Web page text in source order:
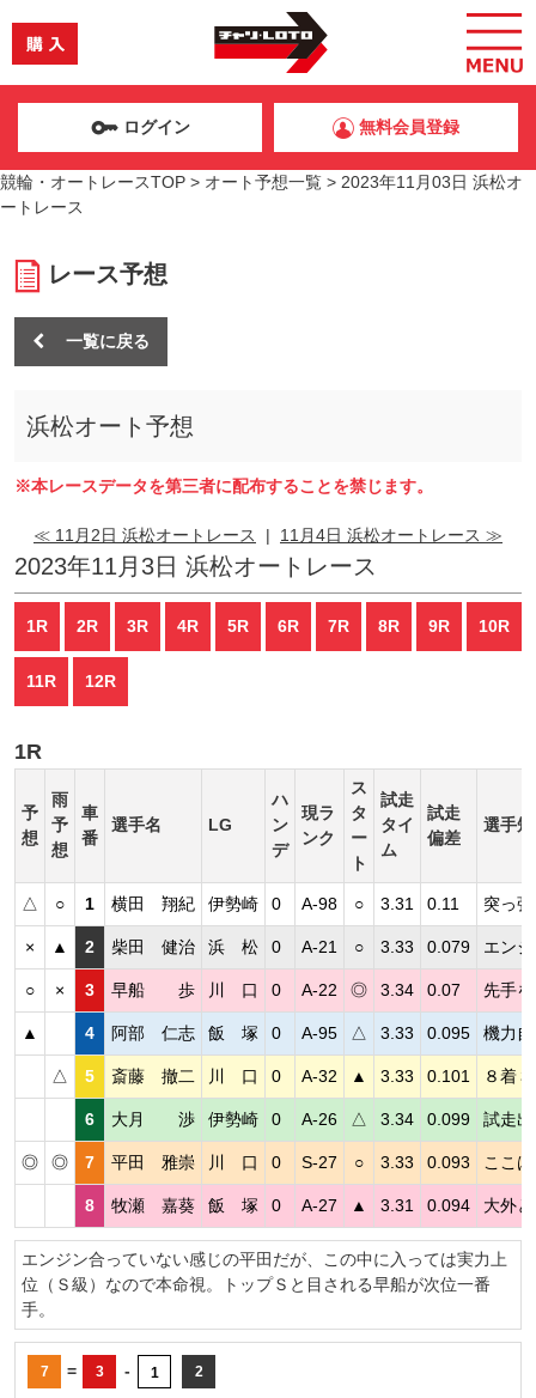
ログイン 無料会員登録
競輪・オートレースTOP > オート予想一覧 > 2023年11月03日 浜松オ
ートレース
レース予想
一覧に戻る
浜松オート予想
※本レースデータを第三者に配布することを禁じます。
≪ 11月2日 浜松オートレース | 11月4日 浜松オートレース ≫
2023年11月3日 浜松オートレース
1R 2R 3R 4R 5R 6R 7R 8R 9R 10R
11R 12R
1R
予
想
雨
予
想
車
番
選手名 LG
ハ
ン
デ
現ラ
ンク
ス
タ
ー
ト
試走
タイ
ム
試走
偏差
選手
△ ○ 1 横田 翔紀 伊勢崎 0 A-98 ○ 3.31 0.11 突っ
× ▲ 2 柴田 健治 浜 松 0 A-21 ○ 3.33 0.079 エン
○ × 3 早船 歩 川 口 0 A-22 ◎ 3.34 0.07 先手
▲ 4 阿部 仁志 飯 塚 0 A-95 △ 3.33 0.095 機力
△ 5 斎藤 撤二 川 口 0 A-32 ▲ 3.33 0.101 ８着
6 大月 渉 伊勢崎 0 A-26 △ 3.34 0.099 試走
◎ ◎ 7 平田 雅崇 川 口 0 S-27 ○ 3.33 0.093 ここ
8 牧瀬 嘉葵 飯 塚 0 A-27 ▲ 3.31 0.094 大外
エンジン合っていない感じの平田だが、この中に入っては実力上
位（Ｓ級）なので本命視。トップＳと目される早船が次位一番
手。
7 = 3 - 1 2